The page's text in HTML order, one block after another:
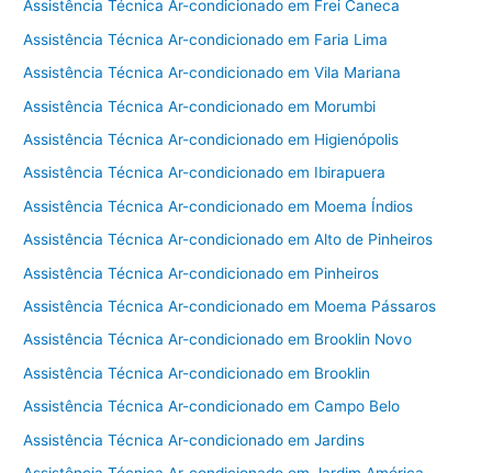
Assistência Técnica Ar-condicionado em Frei Caneca
Assistência Técnica Ar-condicionado em Faria Lima
Assistência Técnica Ar-condicionado em Vila Mariana
Assistência Técnica Ar-condicionado em Morumbi
Assistência Técnica Ar-condicionado em Higienópolis
Assistência Técnica Ar-condicionado em Ibirapuera
Assistência Técnica Ar-condicionado em Moema Índios
Assistência Técnica Ar-condicionado em Alto de Pinheiros
Assistência Técnica Ar-condicionado em Pinheiros
Assistência Técnica Ar-condicionado em Moema Pássaros
Assistência Técnica Ar-condicionado em Brooklin Novo
Assistência Técnica Ar-condicionado em Brooklin
Assistência Técnica Ar-condicionado em Campo Belo
Assistência Técnica Ar-condicionado em Jardins